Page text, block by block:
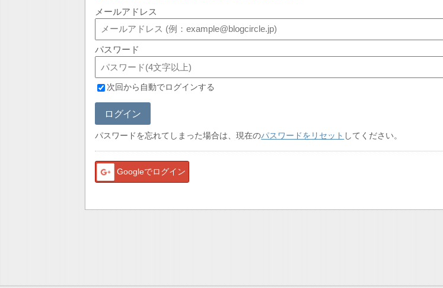
メールアドレス
パスワード
次回から自動でログインする
ログイン
パスワードを忘れてしまった場合は、現在のパスワードをリセット してください。
Googleでログイン